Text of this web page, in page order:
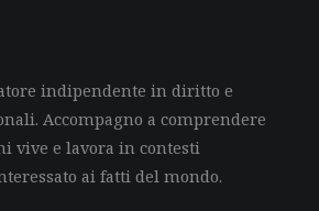
indipendente in diritto e
Accompagno a comprendere
vive e lavora in contesti
ai fatti del mondo.